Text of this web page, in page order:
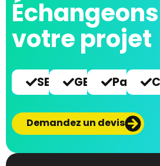
votre projet
SEO GEO Paid
Demandez un devis